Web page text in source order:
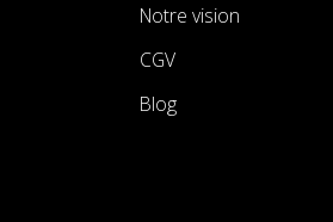
Notre vision
CGV
Blog